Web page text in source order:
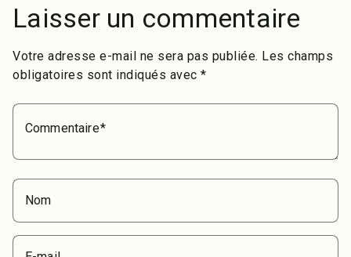
Laisser un commentaire
Votre adresse e-mail ne sera pas publiée. Les champs
obligatoires sont indiqués avec *
Commentaire
Nom